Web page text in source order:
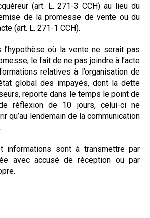
(art. L. 271-3 CCH) au lieu du
de la promesse de vente ou du
(art. L. 271-1 CCH).
l’hypothèse où la vente ne serait pas
le fait de ne pas joindre à l’acte
relatives à l’organisation de
global des impayés, dont la dette
reporte dans le temps le point de
réflexion de 10 jours, celui-ci ne
qu’au lendemain de la communication
informations sont à transmettre par
avec accusé de réception ou par